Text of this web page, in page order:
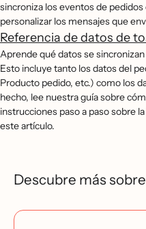
sincroniza los eventos de
personalizar los mensajes que
Referencia de datos de
Aprende qué datos se
Esto incluye tanto los datos del
Producto pedido, etc.) como los
hecho, lee nuestra guía sobre
instrucciones paso a paso sobre
este artículo.
Descubre más